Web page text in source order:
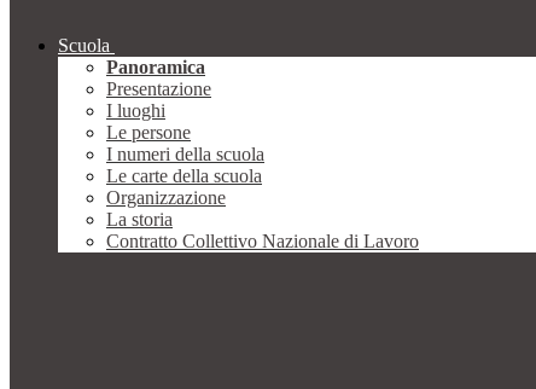
Scuola
Panoramica
Presentazione
I luoghi
Le persone
I numeri della scuola
Le carte della scuola
Organizzazione
La storia
Contratto Collettivo Nazionale di Lavoro